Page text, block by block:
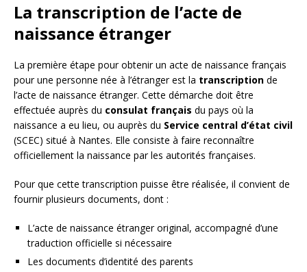
La transcription de l’acte de
naissance étranger
La première étape pour obtenir un acte de naissance français
pour une personne née à l’étranger est la transcription de
l’acte de naissance étranger. Cette démarche doit être
effectuée auprès du consulat français du pays où la
naissance a eu lieu, ou auprès du Service central d’état civil
(SCEC) situé à Nantes. Elle consiste à faire reconnaître
officiellement la naissance par les autorités françaises.
Pour que cette transcription puisse être réalisée, il convient de
fournir plusieurs documents, dont :
L’acte de naissance étranger original, accompagné d’une
traduction officielle si nécessaire
Les documents d’identité des parents